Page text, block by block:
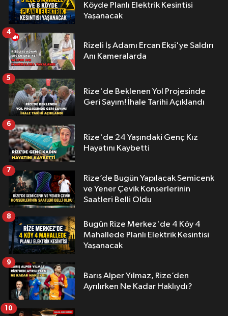
Köyde Planlı Elektrik Kesintisi
Yaşanacak
Rizeli İş Adamı Ercan Ekşi'ye Saldırı
Anı Kameralarda
4
Rize'de Beklenen Yol Projesinde
Geri Sayım! İhale Tarihi Açıklandı
5
Rize'de 24 Yaşındaki Genç Kız
Hayatını Kaybetti
6
Rize’de Bugün Yapılacak Semicenk
ve Yener Çevik Konserlerinin
Saatleri Belli Oldu
7
Bugün Rize Merkez'de 4 Köy 4
Mahallede Planlı Elektrik Kesintisi
Yaşanacak
8
Barış Alper Yılmaz, Rize’den
Ayrılırken Ne Kadar Haklıydı?
9
10